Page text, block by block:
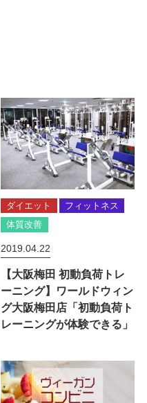
ダイエット
フィットネス
体質改善
2019.04.22
【大阪梅田 初動負荷トレ
ーニング】ワールドウィン
グ大阪梅田店「初動負荷ト
レーニングが体験できる」